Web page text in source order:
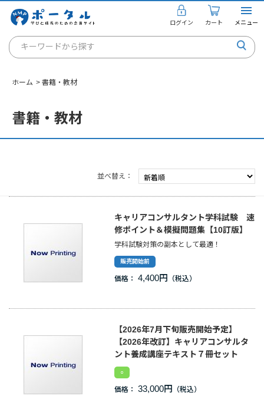
ログイン カート メニュー
キーワードから探す
通信講座
キャリアコンサルタント
書籍・教材
講座を探す
閉じる
書籍・教材
並べ替え
キャリアコンサルタント学科試験 速
修ポイント＆模擬問題集【10訂版】
学科試験対策の副本として最適！
販売開始前
価格： 4,400円
【2026年7月下旬販売開始予定】
【2026年改訂】キャリアコンサルタ
ント養成講座テキスト７冊セット
○
価格： 33,000円
ホーム > 書籍・教材